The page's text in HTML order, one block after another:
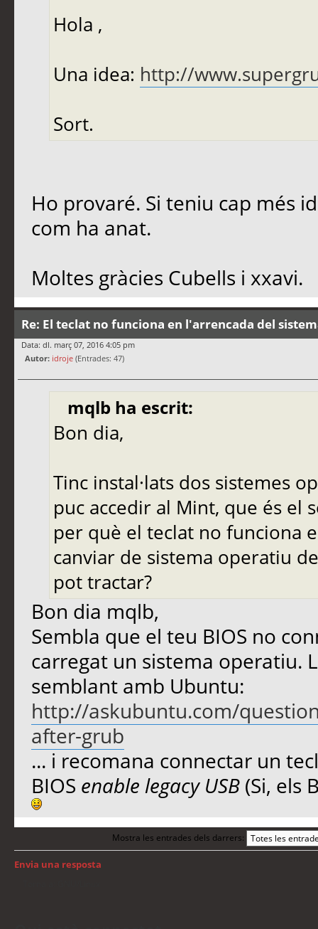
Hola ,
Una idea: http://
Sort.
Ho provaré. Si teniu cap més
com ha anat.
Moltes gràcies Cubells i xxavi.
Re: El teclat no funciona en l'arrencada del
Data: dl. març 07, 2016 4:05 pm
Autor: idroje (Entrades: 47)
mqlb ha escrit:
Bon dia,
Tinc instal·lats dos sistemes
puc accedir al Mint, que és el
per què el teclat no funciona
canviar de sistema operatiu
pot tractar?
Bon dia mqlb,
Sembla que el teu BIOS no
carregat un sistema operatiu.
semblant amb Ubuntu:
http://askubuntu.com/
after-grub
... i recomana connectar un
BIOS enable legacy USB(Si, els
Mostra les entrades dels darrers:
Envia una resposta